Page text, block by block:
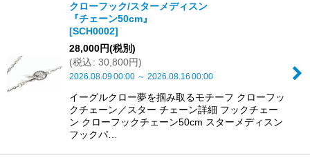
絞り込む
クローフック/スターメディスン
『チェーン50cm』
[SCH0002]
28,000円(税別)
(税込: 30,800円)
2026.08.0900:00 ～ 2026.08.16 00:00
イーグルクロー夢を掴み取るモチーフ クローフッ
クチェーン／スター チェーン詳細 フックチェー
ン クローフックチェーン50cm スターメディスン
フックパ…